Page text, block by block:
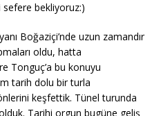
sefere bekliyoruz:)
Boğaziçi’nde uzun zamandır
oldu, hatta
Tonguç’a bu konuyu
tarih dolu bir turla
keşfettik. Tünel turunda
Tarihi orgun bugüne geliş